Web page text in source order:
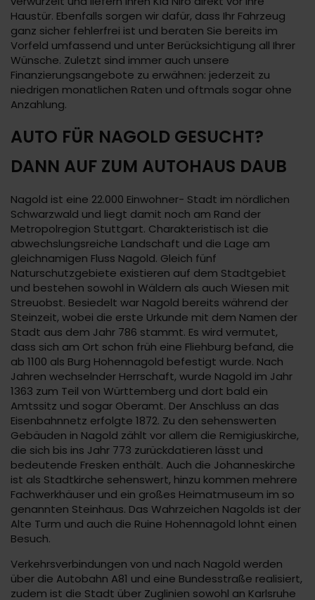
Haustür. Ebenfalls sorgen wir dafür, dass Ihr Fahrzeug
ganz sicher fehlerfrei ist und beraten Sie bereits im
Vorfeld umfassend und unter Berücksichtigung all Ihrer
Wünsche. Zuletzt sind immer auch unsere
Finanzierungsangebote zu erwähnen: jederzeit zu
niedrigen monatlichen Raten und oftmals sogar ohne
Anzahlung.
AUTO FÜR NAGOLD GESUCHT?
DANN AUF ZUM AUTOHAUS DAUB
Nagold ist eine 22.000 Einwohner- Stadt im nördlichen
Schwarzwald und liegt damit noch am Rand der
Metropolregion Stuttgart. Charakteristisch ist die
abwechslungsreiche Landschaft und die Lage am
gleichnamigen Fluss Nagold. Gleich fünf
Naturschutzgebiete existieren auf dem Stadtgebiet
und bestehen sowohl in Wäldern als auch Wiesen mit
Streuobst. Besiedelt war Nagold bereits während der
Steinzeit, wobei die erste Urkunde mit dem Namen der
Stadt aus dem Jahr 786 stammt. Es wird vermutet,
dass sich am Ort schon früh eine Fliehburg befand, die
ab 1100 als Burg Hohennagold befestigt wurde. Nach
Jahren wechselnder Herrschaft, wurde Nagold im Jahr
1363 zum Teil von Württemberg und dort bald ein
Amtssitz und sogar Oberamt. Der Anschluss an das
Eisenbahnnetz erfolgte 1872. Zu den sehenswerten
Gebäuden in Nagold zählt vor allem die Remigiuskirche,
die sich bis ins Jahr 773 zurückdatieren lässt und
bedeutende Fresken enthält. Auch die Johanneskirche
ist als Stadtkirche sehenswert, hinzu kommen mehrere
Fachwerkhäuser und ein großes Heimatmuseum im so
genannten Steinhaus. Das Wahrzeichen Nagolds ist der
Alte Turm und auch die Ruine Hohennagold lohnt einen
Besuch.
Verkehrsverbindungen von und nach Nagold werden
über die Autobahn A81 und eine Bundesstraße realisiert,
zudem ist die Stadt über Zuglinien sowohl an Karlsruhe